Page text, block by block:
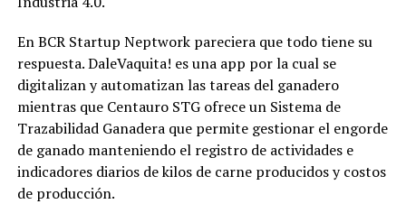
En BCR Startup Neptwork pareciera que todo tiene su
respuesta. DaleVaquita! es una app por la cual se
digitalizan y automatizan las tareas del ganadero
mientras que Centauro STG ofrece un Sistema de
Trazabilidad Ganadera que permite gestionar el engorde
de ganado manteniendo el registro de actividades e
indicadores diarios de kilos de carne producidos y costos
de producción.